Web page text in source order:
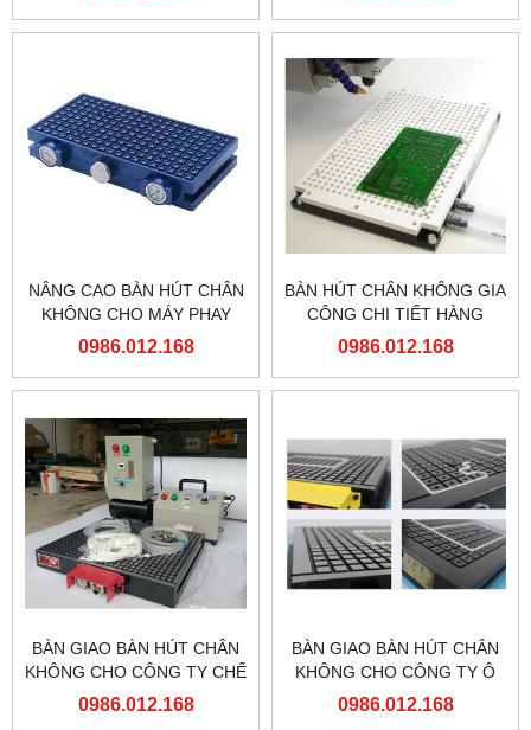
NÂNG CAO BÀN HÚT CHÂN
KHÔNG CHO MÁY PHAY
CNC
0986.012.168
BÀN HÚT CHÂN KHÔNG GIA
CÔNG CHI TIẾT HÀNG
LOẠT LỚN
0986.012.168
BÀN GIAO BÀN HÚT CHÂN
KHÔNG CHO CÔNG TY CHẾ
TẠO MÁY AN BÌNH HẢI
0986.012.168
BÀN GIAO BÀN HÚT CHÂN
KHÔNG CHO CÔNG TY Ô
TÔ HYUNDAI
0986.012.168